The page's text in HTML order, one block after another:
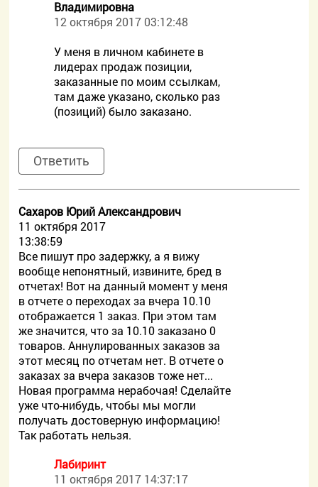
Владимировна
12 октября 2017 03:12:48
У меня в личном кабинете в
лидерах продаж позиции,
заказанные по моим ссылкам,
там даже указано, сколько раз
(позиций) было заказано.
Ответить
Сахаров Юрий Александрович
11 октября 2017
13:38:59
Все пишут про задержку, а я вижу
вообще непонятный, извините, бред в
отчетах! Вот на данный момент у меня
в отчете о переходах за вчера 10.10
отображается 1 заказ. При этом там
же значится, что за 10.10 заказано 0
товаров. Аннулированных заказов за
этот месяц по отчетам нет. В отчете о
заказах за вчера заказов тоже нет...
Новая программа нерабочая! Сделайте
уже что-нибудь, чтобы мы могли
получать достоверную информацию!
Так работать нельзя.
Лабиринт
11 октября 2017 14:37:17